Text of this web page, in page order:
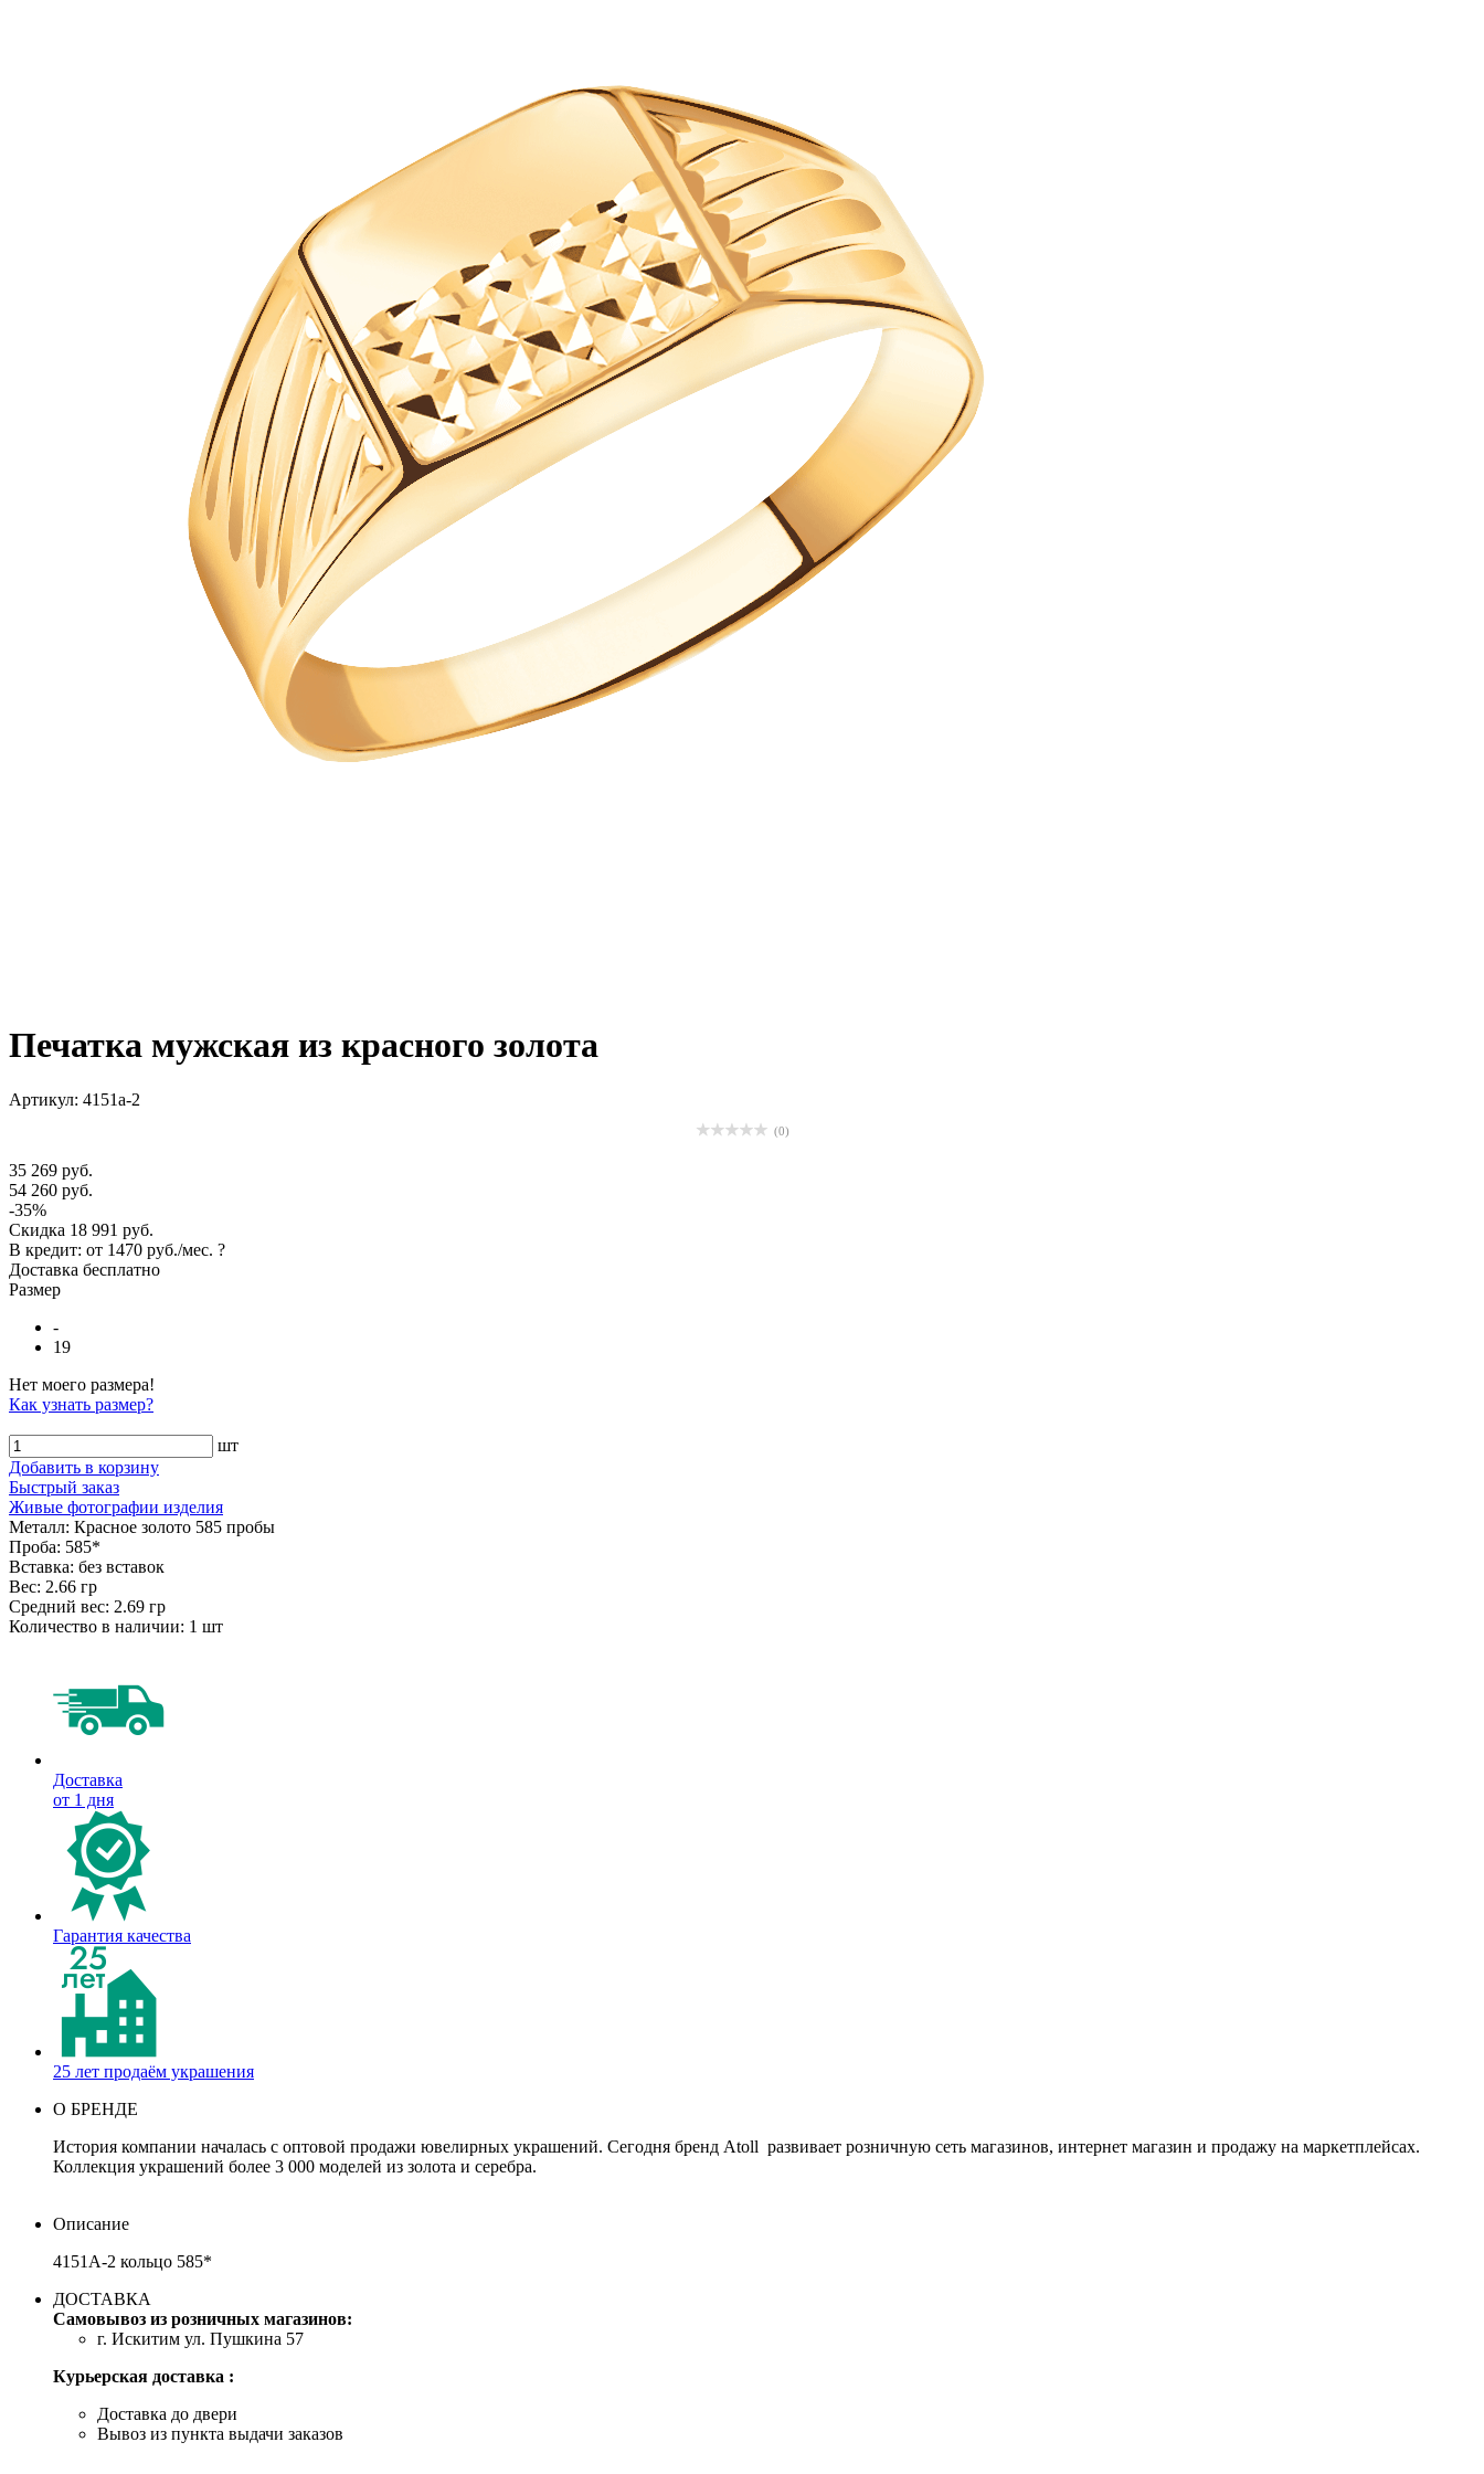
Печатка мужская из красного золота
Артикул: 4151а-2
(0)
35 269 руб.
54 260 руб.
-35%
Скидка 18 991 руб.
В кредит: от 1470 руб./мес. ?
Доставка бесплатно
Размер
-
19
Нет моего размера!
Как узнать размер?
шт
Добавить в корзину
Быстрый заказ
Живые фотографии изделия
Металл: Красное золото 585 пробы
Проба: 585*
Вставка: без вставок
Вес: 2.66 гр
Средний вес: 2.69 гр
Количество в наличии: 1 шт
Доставка
от 1 дня
Гарантия качества
25 лет продаём украшения
О БРЕНДЕ
История компании началась с оптовой продажи ювелирных украшений. Сегодня бренд Atoll развивает розничную сеть магазинов, интернет магазин и продажу на маркетплейсах.
Коллекция украшений более 3 000 моделей из золота и серебра.
Описание
4151А-2 кольцо 585*
ДОСТАВКА
Самовывоз из розничных магазинов:
г. Искитим ул. Пушкина 57
Курьерская доставка :
Доставка до двери
Вывоз из пункта выдачи заказов